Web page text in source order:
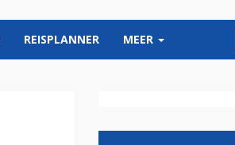
REISPLANNER MEER